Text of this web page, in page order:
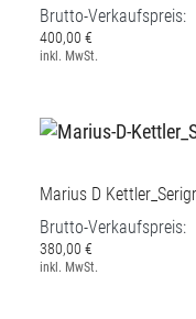
Brutto-Verkaufspreis:
400,00 €
inkl. MwSt.
Marius D
Brutto-Verkaufspreis:
380,00 €
inkl. MwSt.